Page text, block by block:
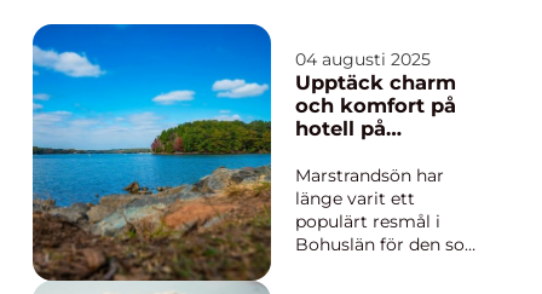
04 augusti 2025
Upptäck charm
och komfort på
hotell på
Marstrandsön har
länge varit ett
populärt resmål i
Bohuslän för den som